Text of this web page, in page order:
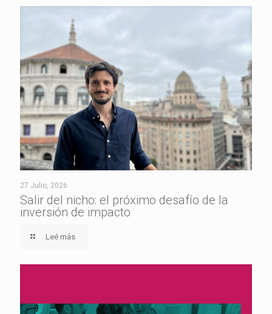
27 Julio, 2026
Salir del nicho: el próximo desafío de la
inversión de impacto
Leé más